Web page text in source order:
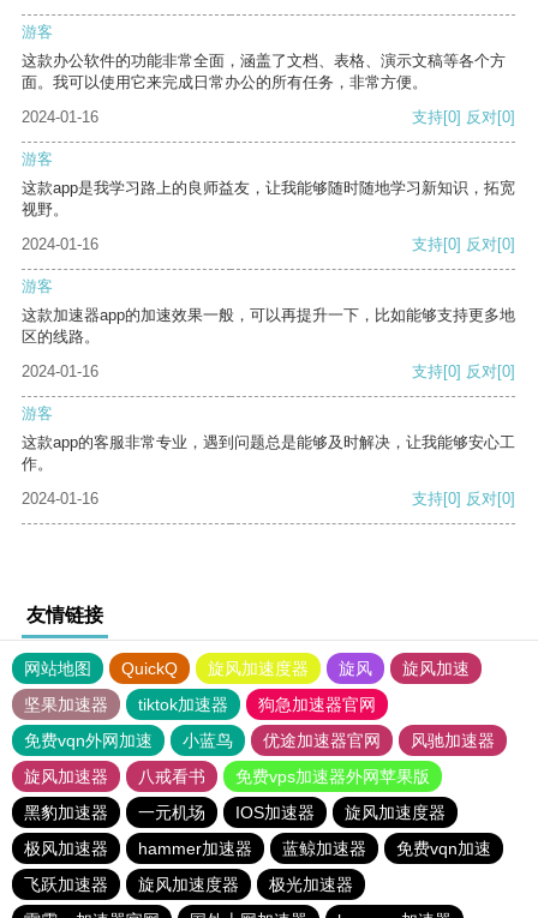
游客
这款办公软件的功能非常全面，涵盖了文档、表格、演示文稿等各个方
面。我可以使用它来完成日常办公的所有任务，非常方便。
2024-01-16
支持[0] 反对[0]
游客
这款app是我学习路上的良师益友，让我能够随时随地学习新知识，拓宽
视野。
2024-01-16
支持[0] 反对[0]
游客
这款加速器app的加速效果一般，可以再提升一下，比如能够支持更多地
区的线路。
2024-01-16
支持[0] 反对[0]
游客
这款app的客服非常专业，遇到问题总是能够及时解决，让我能够安心工
作。
2024-01-16
支持[0] 反对[0]
友情链接
网站地图 QuickQ 旋风加速度器 旋风
旋风加速
坚果加速器
tiktok加速器
狗急加速器官网
免费vqn外网加速
小蓝鸟 优途加速器官网
风驰加速器
旋风加速器
八戒看书
免费vps加速器外网苹果版
黑豹加速器
一元机场 IOS加速器
旋风加速度器
极风加速器
hammer加速器 蓝鲸加速器
免费vqn加速
飞跃加速器
旋风加速度器
极光加速器